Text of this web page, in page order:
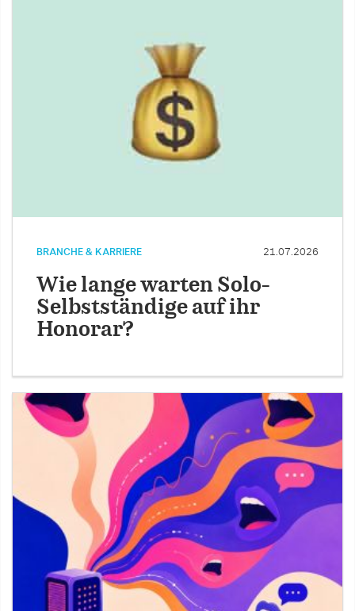
BRANCHE & KARRIERE 21.07.2026
Wie lange warten Solo-
Selbstständige auf ihr
Honorar?